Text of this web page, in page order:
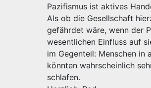
Pazifismus ist aktives
Als ob die Gesellschaft
gefährdet wäre, wenn der
wesentlichen Einfluss auf
im Gegenteil: Menschen in
könnten wahrscheinlich
schlafen.